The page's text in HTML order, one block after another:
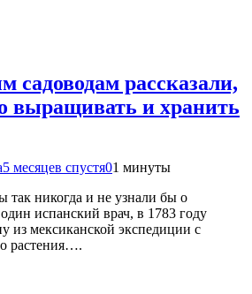
садоводам рассказали,
выращивать и хранить
5 месяцев спустя01 минуты
так никогда и не узнали бы о
испанский врач, в 1783 году
из мексиканской экспедиции с
растения….